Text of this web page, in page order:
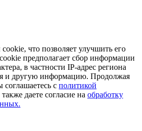
что позволяет улучшить его
предполагает сбор информации
в частности IP-адрес региона
и другую информацию. Продолжая
соглашаетесь с политикой
также даете согласие на обработку